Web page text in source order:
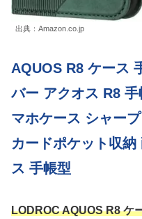
出典：Amazon.co.jp
AQUOS R8 ケース
バー アクオス R8
マホケース シャー
カードポケット収
ス 手帳型
LODROC AQUOS R8 ケ